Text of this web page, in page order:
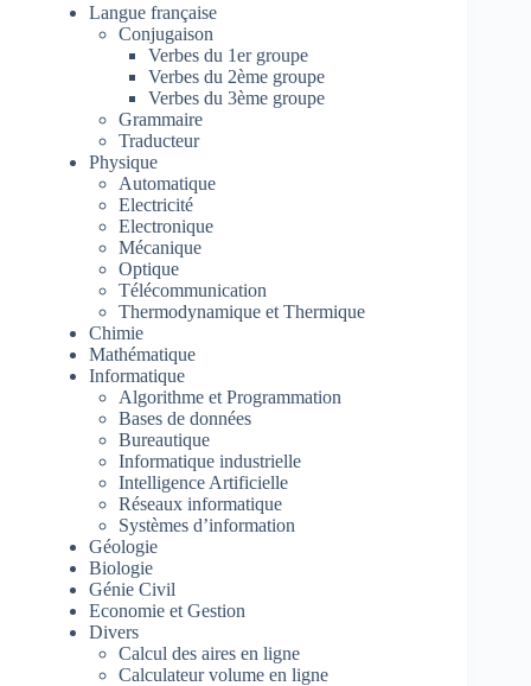
Langue française
Conjugaison
Verbes du 1er groupe
Verbes du 2ème groupe
Verbes du 3ème groupe
Grammaire
Traducteur
Physique
Automatique
Electricité
Electronique
Mécanique
Optique
Télécommunication
Thermodynamique et Thermique
Chimie
Mathématique
Informatique
Algorithme et Programmation
Bases de données
Bureautique
Informatique industrielle
Intelligence Artificielle
Réseaux informatique
Systèmes d’information
Géologie
Biologie
Génie Civil
Economie et Gestion
Divers
Calcul des aires en ligne
Calculateur volume en ligne